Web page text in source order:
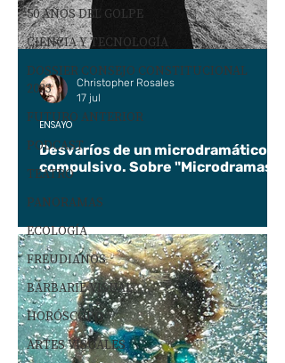
50 AÑOS DEL GOLPE
CIENCIA Y TECNOLOGÍA
DOSSIER CONSEJO CONSTITUCIONAL
2023
FUTURO ANTERIOR
PODCAST
TEATRO
PANORAMAS
ECOLOGÍA
FREUDIANOS
BARBARIE VISUAL
HORÓSCOPO
ARTES VISUALES
Desvaríos de un microdramático
compulsivo. Sobre "Microdramas".
ENSAYO
Christopher Rosales
17 jul